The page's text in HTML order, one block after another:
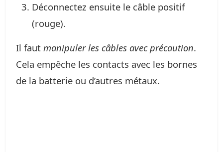
Déconnectez ensuite le câble positif
(rouge).
Il faut manipuler les câbles avec précaution.
Cela empêche les contacts avec les bornes
de la batterie ou d’autres métaux.